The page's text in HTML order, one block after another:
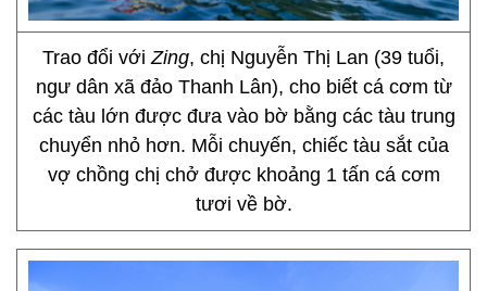
Trao đổi vớiZing, chị Nguyễn Thị Lan (39 tuổi,
ngư dân xã đảo Thanh Lân), cho biết cá cơm từ
các tàu lớn được đưa vào bờ bằng các tàu trung
chuyển nhỏ hơn. Mỗi chuyến, chiếc tàu sắt của
vợ chồng chị chở được khoảng 1 tấn cá cơm
tươi về bờ.